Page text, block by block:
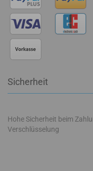
Sicherheit
Hohe Sicherheit beim
Verschlüsselung